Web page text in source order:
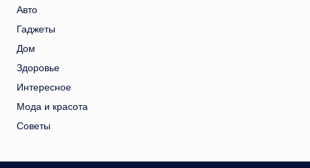
Авто
Гаджеты
Дом
Здоровье
Интересное
Мода и красота
Советы